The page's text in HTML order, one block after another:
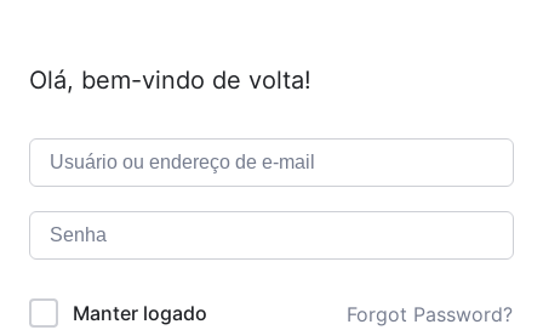
Olá, bem-vindo de volta!
Manter logado Forgot Password?